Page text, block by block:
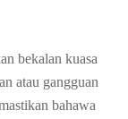
bekalan kuasa
atau gangguan
bahawa